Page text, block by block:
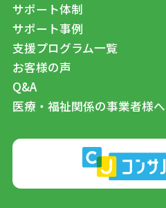
サポート体制
サポート事例
支援プログラム一覧
お客様の声
Q&A
医療・福祉関係の事業者様へ